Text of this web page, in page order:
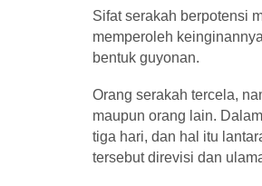
Sifat serakah berpotensi
memperoleh
bentuk guyonan.
Orang serakah tercela,
maupun orang lain.
tiga hari, dan hal itu
tersebut direvisi dan